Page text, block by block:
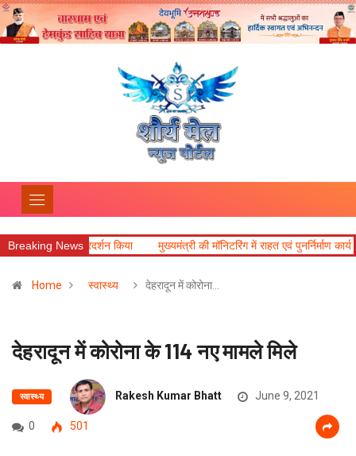
Breaking News
प्रदर्शन किया मुख्यमंत्री की मॉनिटरिंग में राहत एवं पुनर्निर्माण कार्य तेज,
Home स्वास्थ्य देहरादून में कोरोना…
देहरादून में कोरोना के 114 नए मामले मिले
स्वास्थ्य Rakesh Kumar Bhatt June 9, 2021
0 501